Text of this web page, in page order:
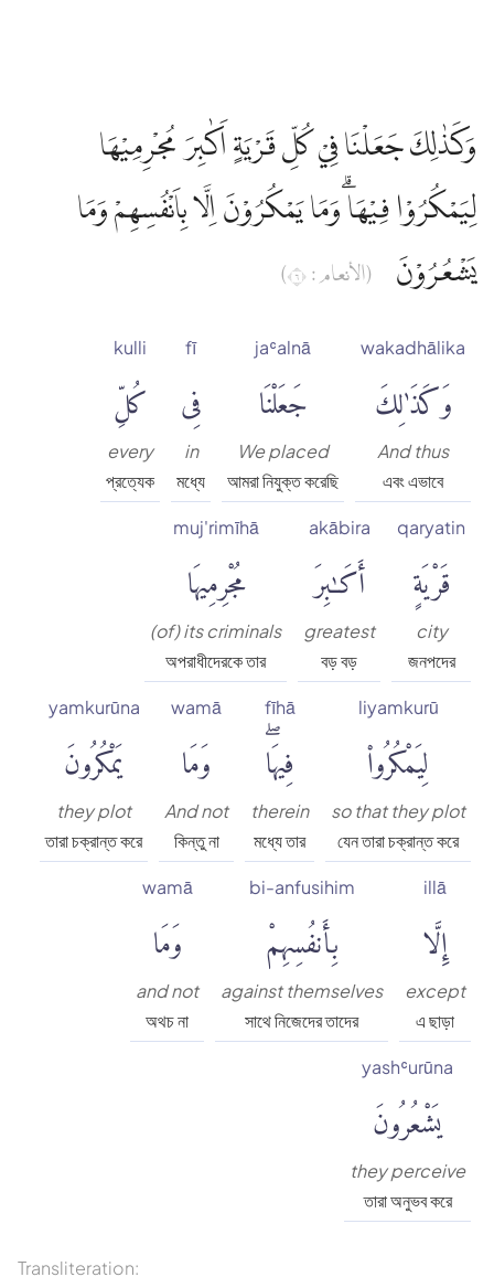
وَكَذٰلِكَ جَعَلْنَا فِيْ كُلِّ قَرْيَةٍ اَكٰبِرَ مُجْرِمِيْهَا
لِيَمْكُرُوْا فِيْهَاۗ وَمَا يَمْكُرُوْنَ اِلَّا بِاَنْفُسِهِمْ وَمَا
يَشْعُرُوْنَ
(الأنعام : ٦)
wakadhālika
وَكَذَٰلِكَ
And thus
এবং এভাবে
jaʿalnā
جَعَلْنَا
We placed
আমরা নিযুক্ত করেছি
fī
فِى
in
মধ্যে
kulli
كُلِّ
every
প্রত্যেক
qaryatin
قَرْيَةٍ
city
জনপদের
akābira
أَكَٰبِرَ
greatest
বড় বড়
muj'rimīhā
مُجْرِمِيهَا
(of) its criminals
অপরাধীদেরকে তার
liyamkurū
لِيَمْكُرُوا۟
so that they plot
যেন তারা চক্রান্ত করে
fīhā
فِيهَاۖ
therein
মধ্যে তার
wamā
وَمَا
And not
কিন্তু না
yamkurūna
يَمْكُرُونَ
they plot
তারা চক্রান্ত করে
illā
إِلَّا
except
এ ছাড়া
bi-anfusihim
بِأَنفُسِهِمْ
against themselves
সাথে নিজেদের তাদের
wamā
وَمَا
and not
অথচ না
yashʿurūna
يَشْعُرُونَ
they perceive
তারা অনুভব করে
Transliteration: